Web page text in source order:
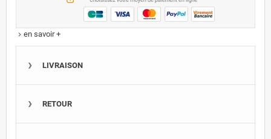
keyboard_arrow_right en savoir +
LIVRAISON
RETOUR